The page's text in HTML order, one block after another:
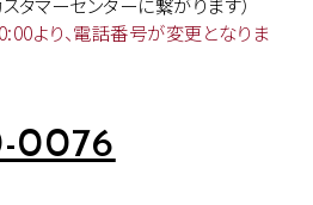
より、電話番号が変更となりま
0076